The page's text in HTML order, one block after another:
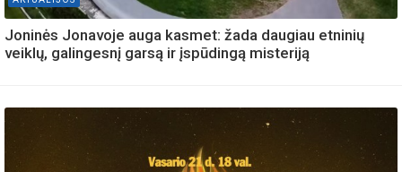
Joninės Jonavoje auga kasmet: žada daugiau etninių
veiklų, galingesnį garsą ir įspūdingą misteriją